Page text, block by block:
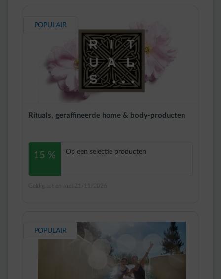
POPULAIR
Rituals, geraffineerde home & body-producten
15 % Op een selectie producten
POPULAIR